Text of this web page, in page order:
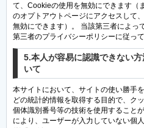
て、Cookieの使用を無効にできます（
のオプトアウトページにアクセスして
無効にできます）。 当該第三者によっ
第三者のプライバシーポリシーに従っ
5.本人が容易に認識できない
いて
本サイトにおいて、サイトの使い勝手
どの統計的情報を取得する目的で、ク
個体識別番号等の技術を使用すること
により、ユーザーが入力していない個